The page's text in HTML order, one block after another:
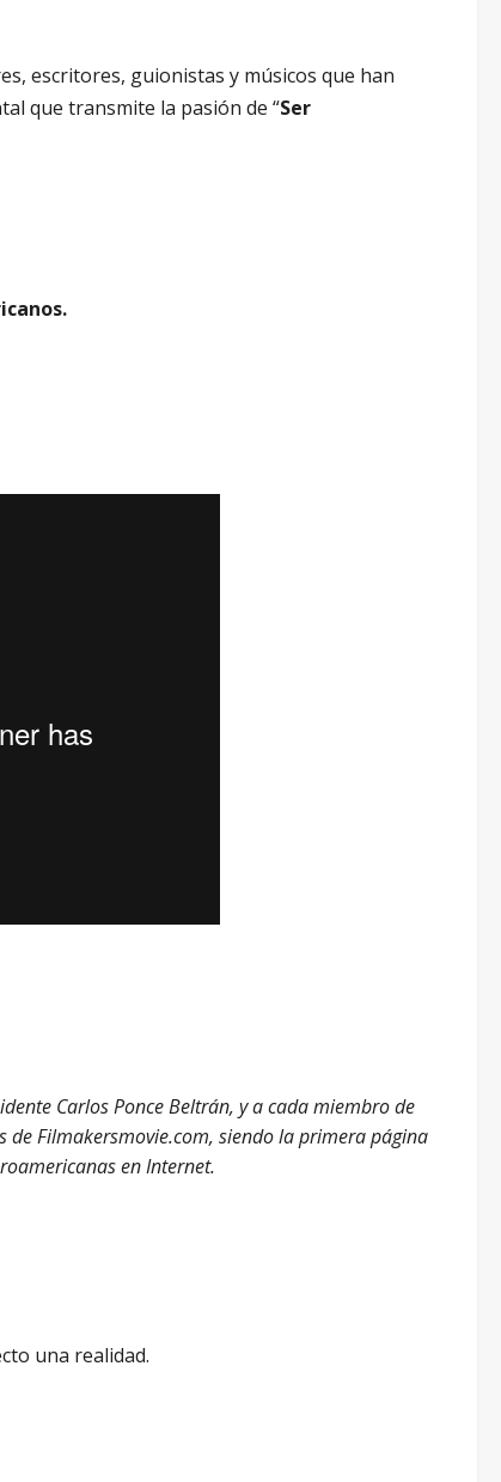
escritores, guionistas y músicos que han
que transmite la pasión de “Ser
Carlos Ponce Beltrán, y a cada miembro de
Filmakersmovie.com, siendo la primera página
en Internet.
una realidad.